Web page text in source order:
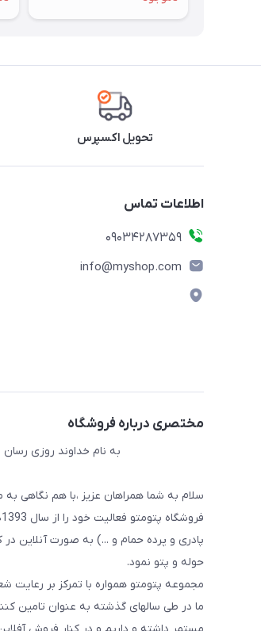
تحویل اکسپرس
اطلاعات تماس
09034287359
info@myshop.com
مختصری درباره فروشگاه
به نام خداوند روزی رسان
سلام به شما همراهان عزیز ،با هم نگاهی
پادری و پرده حمام و ...) به صورت آنلاین در
حوله و پتو نمود.
مجموعه پتومتو همواره با تمرکز بر
ما در طی سالهای گذشته به عنوان تامین